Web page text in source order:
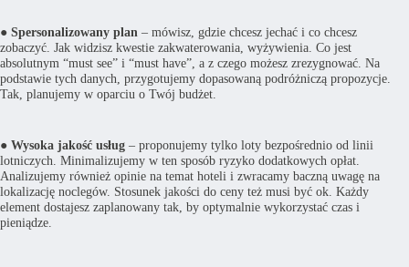
● Spersonalizowany plan – mówisz, gdzie chcesz jechać i co chcesz
zobaczyć. Jak widzisz kwestie zakwaterowania, wyżywienia. Co jest
absolutnym “must see” i “must have”, a z czego możesz zrezygnować. Na
podstawie tych danych, przygotujemy dopasowaną podróżniczą propozycje.
Tak, planujemy w oparciu o Twój budżet.
● Wysoka jakość usług – proponujemy tylko loty bezpośrednio od linii
lotniczych. Minimalizujemy w ten sposób ryzyko dodatkowych opłat.
Analizujemy również opinie na temat hoteli i zwracamy baczną uwagę na
lokalizację noclegów. Stosunek jakości do ceny też musi być ok. Każdy
element dostajesz zaplanowany tak, by optymalnie wykorzystać czas i
pieniądze.